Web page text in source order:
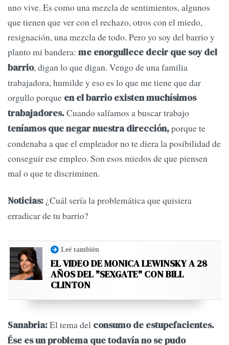
uno vive. Es como una mezcla de sentimientos, algunos
que tienen que ver con el rechazo, otros con el miedo,
resignación, una mezcla de todo. Pero yo soy del barrio y
planto mi bandera: me enorgullece decir que soy del
barrio, digan lo que digan. Vengo de una familia
trabajadora, humilde y eso es lo que me tiene que dar
orgullo porque en el barrio existen muchísimos
trabajadores.Cuando salíamos a buscar trabajo
teníamos que negar nuestra dirección,porque te
condenaba a que el empleador no te diera la posibilidad de
conseguir ese empleo. Son esos miedos de que piensen
mal o que te discriminen.
Noticias: ¿Cuál sería la problemática que quisiera
erradicar de tu barrio?
Leé también
EL VIDEO DE MONICA LEWINSKY A 28
AÑOS DEL "SEXGATE" CON BILL
CLINTON
Sanabria:El tema del consumo de estupefacientes.
Ése es un problema que todavía no se pudo